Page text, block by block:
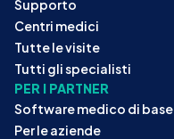
Supporto
Centri medici
Tutte le visite
Tutti gli specialisti
PER I PARTNER
Software medico di base
Per le aziende